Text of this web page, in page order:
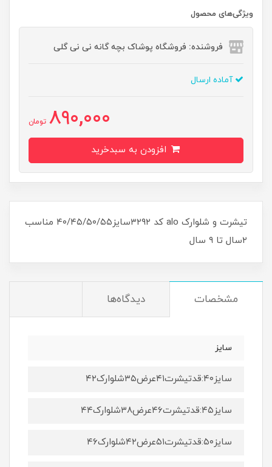
ویژگی‌های محصول
فروشنده: فروشگاه پوشاک بچه گانه نی نی گلی
آماده ارسال
890,000 تومان
تیشرت و شلوارک alo کد ۳۲۹۲سایز۴۰/۴۵/۵۰/۵۵ مناسب
۲سال تا ۹ سال
مشخصات دیدگاه‌ها
سایز
سایز۴۰:قدتیشرت۴۱عرض۳۵شلوارک۴۲
سایز۴۵:قدتیشرت۴۶عرض۳۸شلوارک۴۴
سایز۵۰:قدتیشرت۵۱عرض۴۲شلوارک۴۶